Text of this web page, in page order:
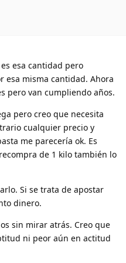
esa cantidad pero
esa misma cantidad. Ahora
pero van cumpliendo años.
pero creo que necesita
cualquier precio y
me parecería ok. Es
de 1 kilo también lo
Si se trata de apostar
dinero.
sin mirar atrás. Creo que
ni peor aún en actitud